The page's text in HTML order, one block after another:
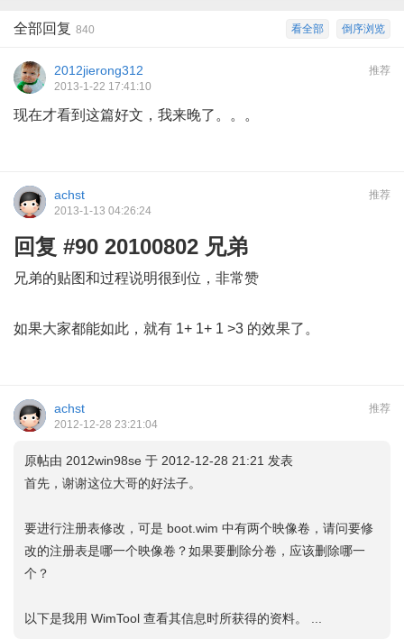
倒序浏览
看全部
全部回复 840
推荐
2012jierong312
2013-1-22 17:41:10
现在才看到这篇好文，我来晚了。。。
推荐
achst
2013-1-13 04:26:24
回复 #90 20100802 兄弟
兄弟的贴图和过程说明很到位，非常赞
如果大家都能如此，就有 1+ 1+ 1 >3 的效果了。
推荐
achst
2012-12-28 23:21:04
原帖由 2012win98se 于 2012-12-28 21:21 发表
首先，谢谢这位大哥的好法子。
要进行注册表修改，可是 boot.wim 中有两个映像卷，请问要修
改的注册表是哪一个映像卷？如果要删除分卷，应该删除哪一
个？
以下是我用 WimTool 查看其信息时所获得的资料。 ...